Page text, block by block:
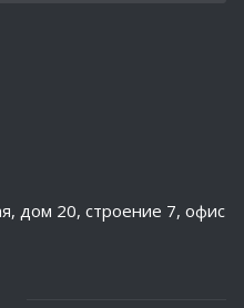
дом 20, строение 7, офис